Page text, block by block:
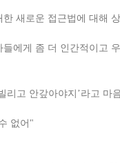
새로운 접근법에 대해
에게 좀 더 인간적이고
리고 안갚아야지’라고